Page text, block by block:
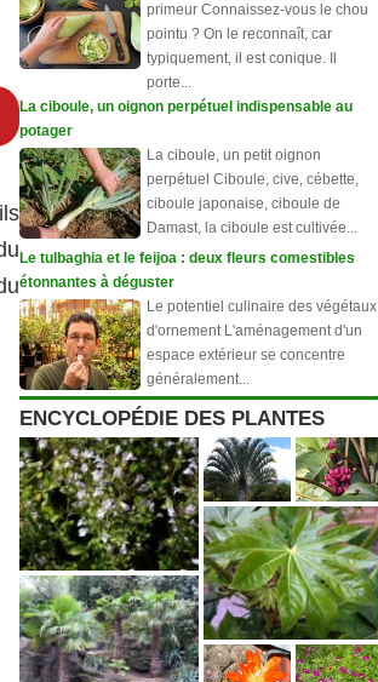
primeur Connaissez-vous le chou
pointu ? On le reconnaît, car
typiquement, il est conique. Il
porte...
La ciboule, un oignon perpétuel indispensable au
potager
La ciboule, un petit oignon
perpétuel Ciboule, cive, cébette,
ciboule japonaise, ciboule de
Damast, la ciboule est cultivée...
Le tulbaghia et le feijoa : deux fleurs comestibles
étonnantes à déguster
Le potentiel culinaire des végétaux
d'ornement L'aménagement d'un
espace extérieur se concentre
généralement...
ENCYCLOPÉDIE DES PLANTES